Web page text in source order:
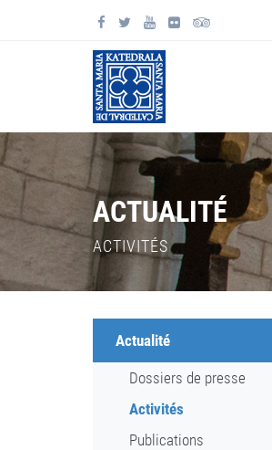
ACTUALITÉ
ACTIVITÉS
Actualité
Dossiers de presse
Activités
Publications